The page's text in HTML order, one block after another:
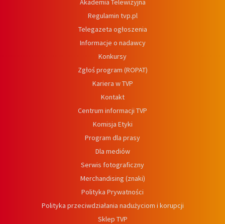
Regulamin tvp.pl
Telegazeta ogłoszenia
Informacje o nadawcy
Konkursy
Zgłoś program (ROPAT)
Kariera w TVP
Kontakt
Centrum informacji TVP
Komisja Etyki
Program dla prasy
Dla mediów
Serwis fotograficzny
Merchandising (znaki)
Polityka Prywatności
Polityka przeciwdziałania nadużyciom i korupcji
Sklep TVP